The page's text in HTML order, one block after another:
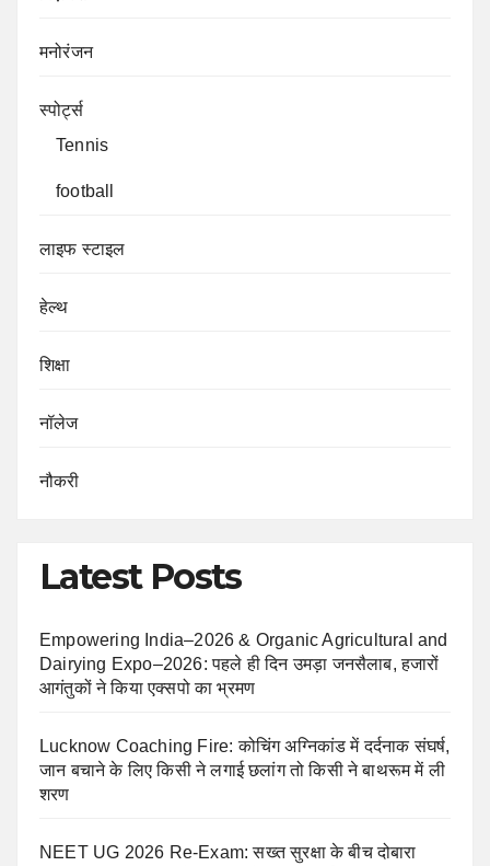
मनोरंजन
स्पोर्ट्स
Tennis
football
लाइफ स्टाइल
हेल्थ
शिक्षा
नॉलेज
नौकरी
Latest Posts
Empowering India–2026 & Organic Agricultural and
Dairying Expo–2026: पहले ही दिन उमड़ा जनसैलाब, हजारों
आगंतुकों ने किया एक्सपो का भ्रमण
Lucknow Coaching Fire: कोचिंग अग्निकांड में दर्दनाक संघर्ष,
जान बचाने के लिए किसी ने लगाई छलांग तो किसी ने बाथरूम में ली
शरण
NEET UG 2026 Re-Exam: सख्त सुरक्षा के बीच दोबारा